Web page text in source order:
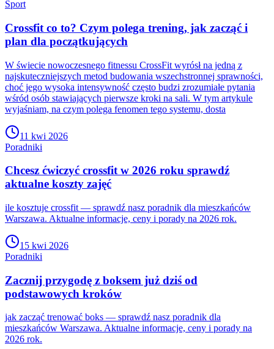
Sport
Crossfit co to? Czym polega trening, jak zacząć i
plan dla początkujących
W świecie nowoczesnego fitnessu CrossFit wyrósł na jedną z
najskuteczniejszych metod budowania wszechstronnej sprawności,
choć jego wysoka intensywność często budzi zrozumiałe pytania
wśród osób stawiających pierwsze kroki na sali. W tym artykule
wyjaśniam, na czym polega fenomen tego systemu, dosta
11 kwi 2026
Poradniki
Chcesz ćwiczyć crossfit w 2026 roku sprawdź
aktualne koszty zajęć
ile kosztuje crossfit — sprawdź nasz poradnik dla mieszkańców
Warszawa. Aktualne informacje, ceny i porady na 2026 rok.
15 kwi 2026
Poradniki
Zacznij przygodę z boksem już dziś od
podstawowych kroków
jak zacząć trenować boks — sprawdź nasz poradnik dla
mieszkańców Warszawa. Aktualne informacje, ceny i porady na
2026 rok.